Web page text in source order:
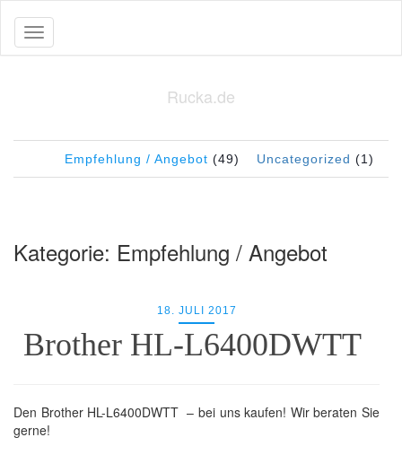
Toggle navigation
Rucka.de
Empfehlung / Angebot (49) Uncategorized (1)
Kategorie: Empfehlung / Angebot
18. JULI 2017
Brother HL-L6400DWTT
Den Brother HL-L6400DWTT – bei uns kaufen! Wir beraten Sie
gerne!